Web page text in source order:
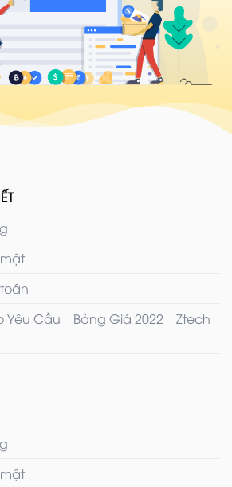
Yêu Cầu – Bảng Giá 2022 – Ztech